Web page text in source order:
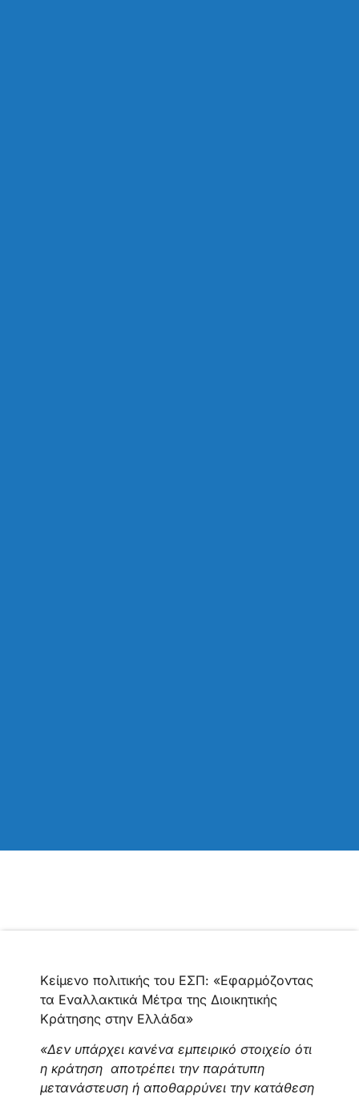
Κείμενο πολιτικής του ΕΣΠ: «Εφαρμόζοντας
τα Εναλλακτικά Μέτρα της Διοικητικής
Κράτησης στην Ελλάδα»
«Δεν υπάρχει κανένα εμπειρικό στοιχείο ότι
η κράτηση αποτρέπει την παράτυπη
μετανάστευση ή αποθαρρύνει την κατάθεση